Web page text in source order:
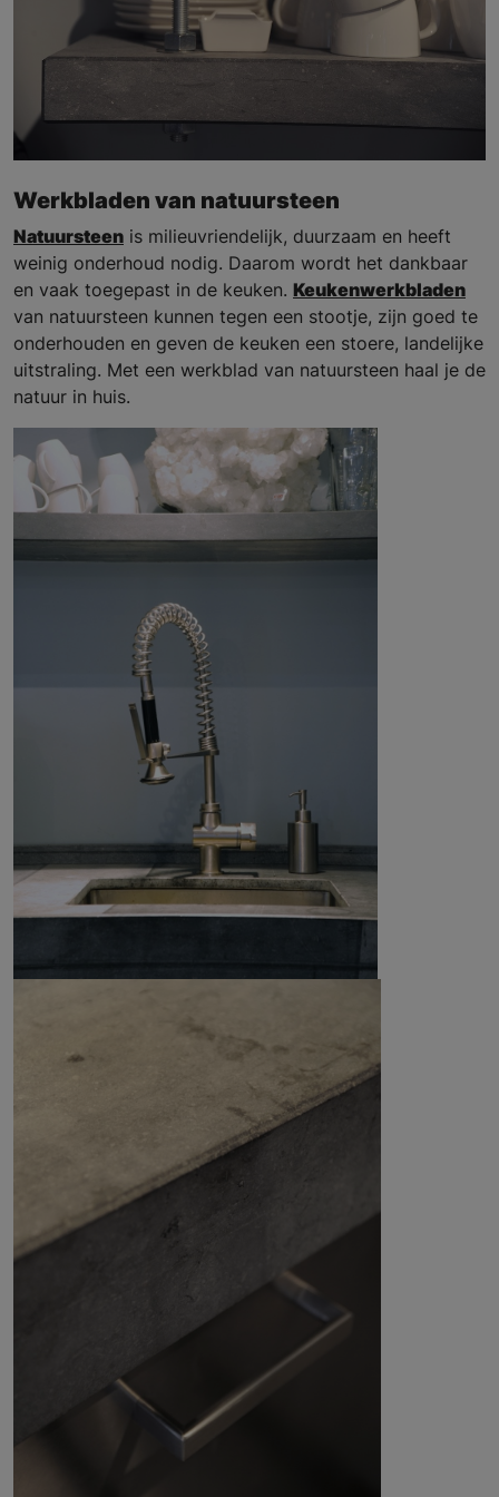
Werkbladen van natuursteen
Natuursteen is milieuvriendelijk, duurzaam en heeft
weinig onderhoud nodig. Daarom wordt het dankbaar
en vaak toegepast in de keuken. Keukenwerkbladen
van natuursteen kunnen tegen een stootje, zijn goed te
onderhouden en geven de keuken een stoere, landelijke
uitstraling. Met een werkblad van natuursteen haal je de
natuur in huis.